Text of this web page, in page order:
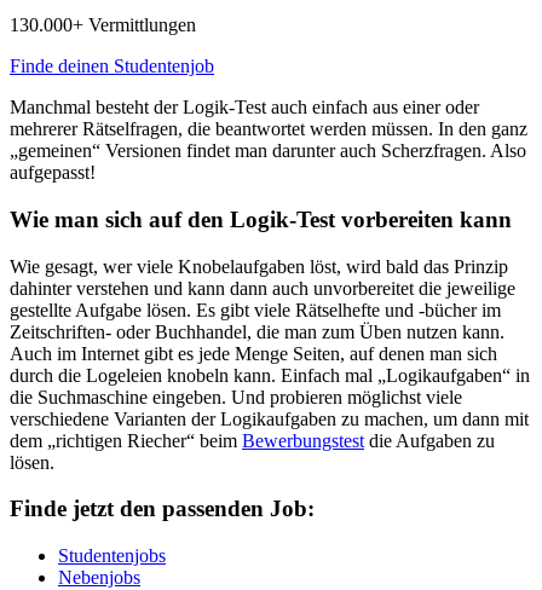
130.000+ Vermittlungen
Finde deinen Studentenjob
Manchmal besteht der Logik-Test auch einfach aus einer oder
mehrerer Rätselfragen, die beantwortet werden müssen. In den ganz
„gemeinen“ Versionen findet man darunter auch Scherzfragen. Also
aufgepasst!
Wie man sich auf den Logik-Test vorbereiten kann
Wie gesagt, wer viele Knobelaufgaben löst, wird bald das Prinzip
dahinter verstehen und kann dann auch unvorbereitet die jeweilige
gestellte Aufgabe lösen. Es gibt viele Rätselhefte und -bücher im
Zeitschriften- oder Buchhandel, die man zum Üben nutzen kann.
Auch im Internet gibt es jede Menge Seiten, auf denen man sich
durch die Logeleien knobeln kann. Einfach mal „Logikaufgaben“ in
die Suchmaschine eingeben. Und probieren möglichst viele
verschiedene Varianten der Logikaufgaben zu machen, um dann mit
dem „richtigen Riecher“ beim Bewerbungstest die Aufgaben zu
lösen.
Finde jetzt den passenden Job:
Studentenjobs
Nebenjobs